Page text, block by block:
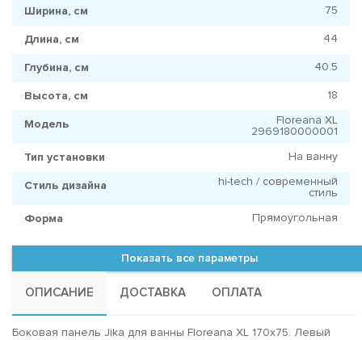
Ширина, см 75
Длина, см 44
Глубина, см 40.5
Высота, см 18
Модель
Floreana XL
2969180000001
Тип установки
На ванну
Стиль дизайна
hi-tech / современный
стиль
Форма
Прямоугольная
Показать все параметры
ОПИСАНИЕ ДОСТАВКА ОПЛАТА
Боковая панель Jika для ванны Floreana XL 170x75. Левый